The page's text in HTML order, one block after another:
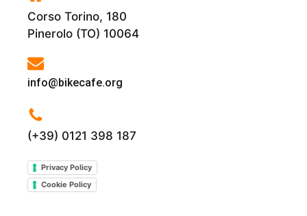
Corso Torino, 180
Pinerolo (TO) 10064
info@bikecafe.org
(+39) 0121 398 187
Privacy Policy
Cookie Policy